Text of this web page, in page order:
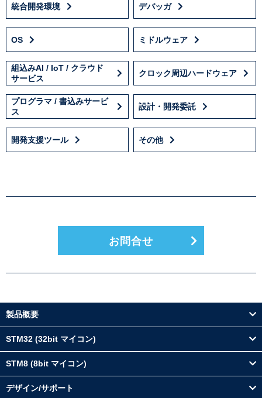
統合開発環境 デバッガ
OS ミドルウェア
組込みAI / IoT / クラウド
サービス
クロック周辺ハードウェア
プログラマ / 書込みサービ
ス
設計・開発委託
開発支援ツール その他
お問合せ
製品概要
STM32 (32bit マイコン)
STM8 (8bit マイコン)
デザイン/サポート